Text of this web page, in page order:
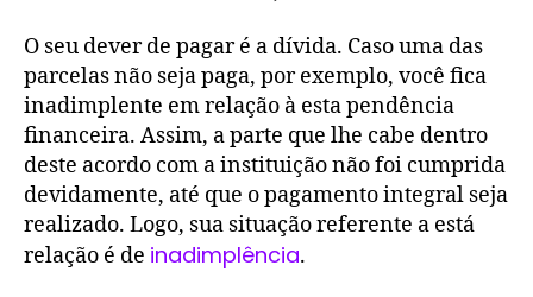
O seu dever de pagar é a dívida. Caso uma das
parcelas não seja paga, por exemplo, você fica
inadimplente em relação à esta pendência
financeira. Assim, a parte que lhe cabe dentro
deste acordo com a instituição não foi cumprida
devidamente, até que o pagamento integral seja
realizado. Logo, sua situação referente a está
relação é de inadimplência.